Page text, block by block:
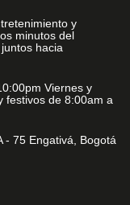
y
minutos del
hacia
Viernes y
festivos de 8:00am a
- 75 Engativá, Bogotá